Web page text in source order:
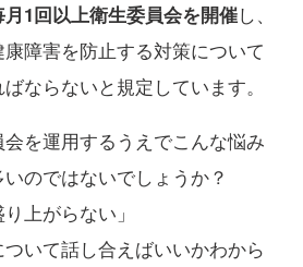
月1回以上衛生委員会を開催し、
障害を防止する対策について
ならないと規定しています。
を運用するうえでこんな悩み
のではないでしょうか？
上がらない」
ついて話し合えばいいかわから